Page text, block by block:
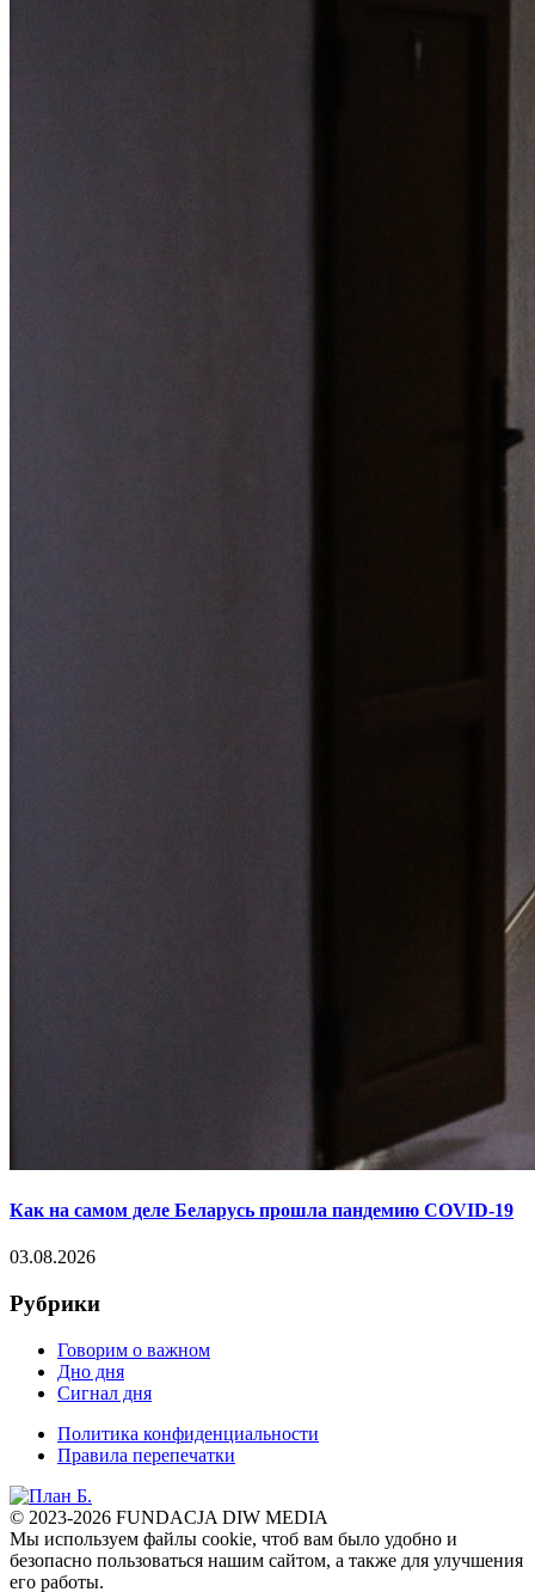
Как на самом деле Беларусь прошла пандемию COVID-19
03.08.2026
Рубрики
Говорим о важном
Дно дня
Сигнал дня
Политика конфиденциальности
Правила перепечатки
© 2023-2026 FUNDACJA DIW MEDIA
Мы используем файлы cookie, чтоб вам было удобно и
безопасно пользоваться нашим сайтом, а также для улучшения
его работы.